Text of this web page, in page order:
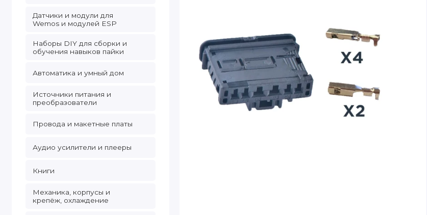
Датчики и модули для
Wemos и модулей ESP
Наборы DIY для сборки и
обучения навыков пайки
Автоматика и умный дом
Источники питания и
преобразователи
Провода и макетные платы
Аудио усилители и плееры
Книги
Механика, корпусы и
крепёж, охлаждение